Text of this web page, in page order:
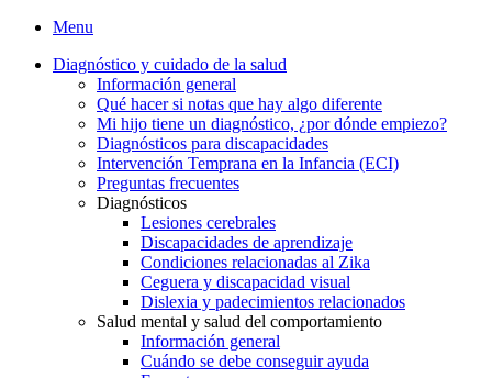
Menu
Diagnóstico y cuidado de la salud
Información general
Qué hacer si notas que hay algo diferente
Mi hijo tiene un diagnóstico, ¿por dónde empiezo?
Diagnósticos para discapacidades
Intervención Temprana en la Infancia (ECI)
Preguntas frecuentes
Diagnósticos
Lesiones cerebrales
Discapacidades de aprendizaje
Condiciones relacionadas al Zika
Ceguera y discapacidad visual
Dislexia y padecimientos relacionados
Salud mental y salud del comportamiento
Información general
Cuándo se debe conseguir ayuda